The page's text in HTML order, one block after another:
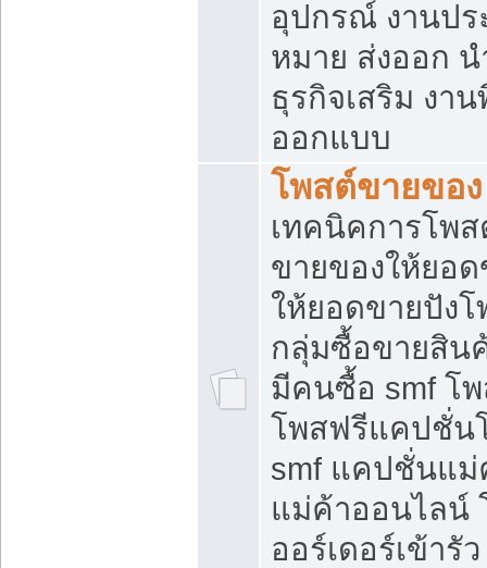
อุปกรณ์ งานป
หมาย ส่งออก น
ธุรกิจเสริม งา
ออกแบบ
โพสต์ขายของ
เทคนิคการโพ
ขายของให้ยอ
ให้ยอดขายปัง
กลุ่มซื้อขายสิน
มีคนซื้อ smf โ
โพสฟรีแคปชั่น
smf แคปชั่นแ
แม่ค้าออนไลน์
ออร์เดอร์เข้ารั